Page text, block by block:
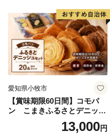
愛知県小牧市
【賞味期限60日間】コモパ
ン こまきふるさとデニッシ
ュセット（20個入り）／災害
用備蓄 保存食 非常食 防災グ
13,000円